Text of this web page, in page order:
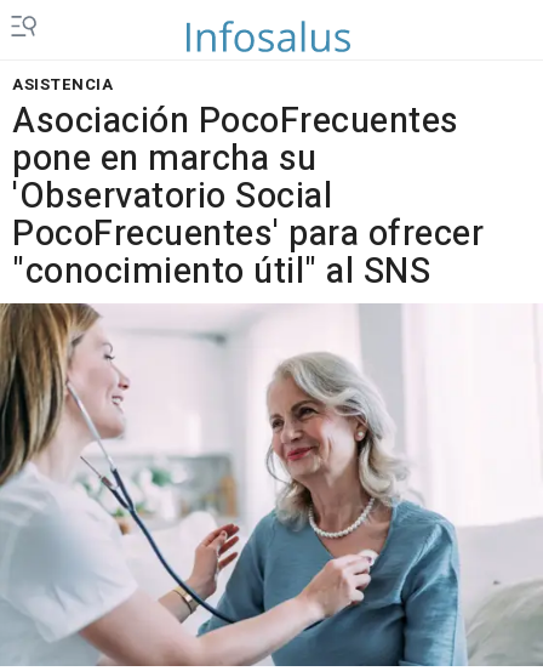
ASISTENCIA
Asociación PocoFrecuentes
pone en marcha su
'Observatorio Social
PocoFrecuentes' para ofrecer
"conocimiento útil" al SNS